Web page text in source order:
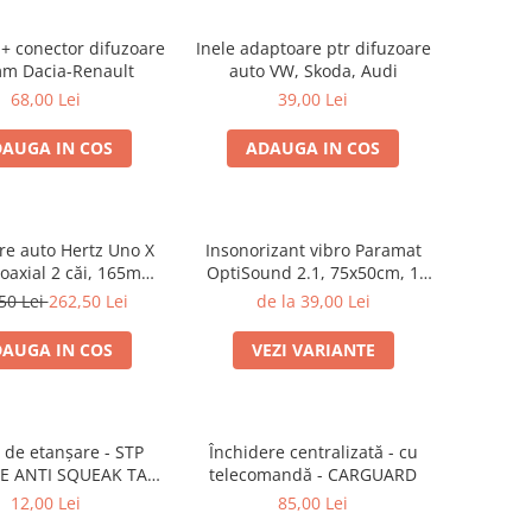
conector difuzoare
Dacia-Renault
68,00 Lei
IN COS
Inele adaptoare ptr difuzoare
auto VW, Skoda, Audi
39,00 Lei
ADAUGA IN COS
auto Hertz Uno X
2 căi, 165mm,
4Ω, set 2 difuzoare
Lei262,50 Lei
IN COS
Insonorizant vibro Paramat
OptiSound 2.1, 75x50cm, 1
coala
de la 39,00 Lei
VEZI VARIANTE
etanșare - STP
ANTI SQUEAK TAPE
x 2000mm
12,00 Lei
Închidere centralizată - cu
telecomandă - CARGUARD
85,00 Lei